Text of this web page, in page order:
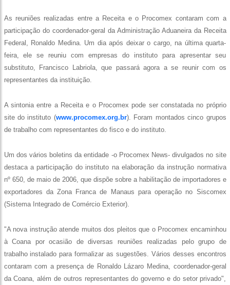
As reuniões realizadas entre a Receita e o Procomex contaram com a
participação do coordenador-geral da Administração Aduaneira da Receita
Federal, Ronaldo Medina. Um dia após deixar o cargo, na última quarta-
feira, ele se reuniu com empresas do instituto para apresentar seu
substituto, Francisco Labriola, que passará agora a se reunir com os
representantes da instituição.
A sintonia entre a Receita e o Procomex pode ser constatada no próprio
site do instituto (www.procomex.org.br). Foram montados cinco grupos
de trabalho com representantes do fisco e do instituto.
Um dos vários boletins da entidade -o Procomex News- divulgados no site
destaca a participação do instituto na elaboração da instrução normativa
nº 650, de maio de 2006, que dispõe sobre a habilitação de importadores e
exportadores da Zona Franca de Manaus para operação no Siscomex
(Sistema Integrado de Comércio Exterior).
"A nova instrução atende muitos dos pleitos que o Procomex encaminhou
à Coana por ocasião de diversas reuniões realizadas pelo grupo de
trabalho instalado para formalizar as sugestões. Vários desses encontros
contaram com a presença de Ronaldo Lázaro Medina, coordenador-geral
da Coana, além de outros representantes do governo e do setor privado",